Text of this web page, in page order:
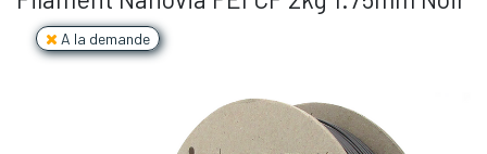
A la demande